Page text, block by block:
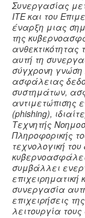
Συνεργασίας
ΙΤΕ και του
έναρξη μιας
της
αυτή τη
σύγχρονη γνώση
ασφάλειας
συστημάτων,
αντιμετώπισης
(phishing),
Τεχνητής
Πληροφορικής
τεχνολογική
συμβάλλει
επιχειρηματική
συνεργασία
επιχειρήσεις
λειτουργία